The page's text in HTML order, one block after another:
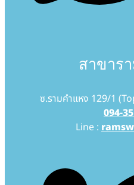
สาขาร
ซ.รามคำแหง 129/1
094-
Line :